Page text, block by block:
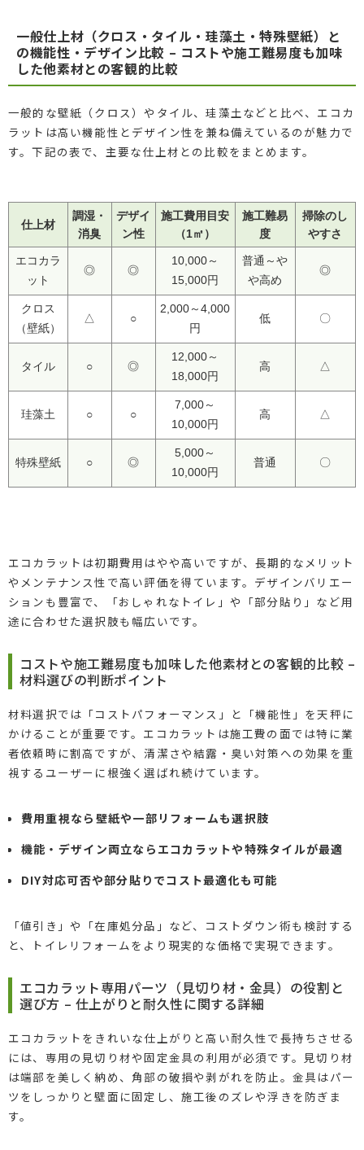
一般仕上材（クロス・タイル・珪藻土・特殊壁紙）と
の機能性・デザイン比較 – コストや施工難易度も加味
した他素材との客観的比較
一般的な壁紙（クロス）やタイル、珪藻土などと比べ、エコカ
ラットは高い機能性とデザイン性を兼ね備えているのが魅力で
す。下記の表で、主要な仕上材との比較をまとめます。
仕上材
調湿・
消臭
デザイ
ン性
施工費用目安
（1㎡）
施工難易
度
掃除のし
やすさ
エコカラ
ット
◎ ◎
10,000～
15,000円
普通～や
や高め
◎
クロス
（壁紙）
△ ○
2,000～4,000
円
低 〇
タイル ○ ◎
12,000～
18,000円
高 △
珪藻土 ○ ○
7,000～
10,000円
高 △
特殊壁紙 ○ ◎
5,000～
10,000円
普通 〇
エコカラットは初期費用はやや高いですが、長期的なメリット
やメンテナンス性で高い評価を得ています。デザインバリエー
ションも豊富で、「おしゃれなトイレ」や「部分貼り」など用
途に合わせた選択肢も幅広いです。
コストや施工難易度も加味した他素材との客観的比較 –
材料選びの判断ポイント
材料選択では「コストパフォーマンス」と「機能性」を天秤に
かけることが重要です。エコカラットは施工費の面では特に業
者依頼時に割高ですが、清潔さや結露・臭い対策への効果を重
視するユーザーに根強く選ばれ続けています。
費用重視なら壁紙や一部リフォームも選択肢
機能・デザイン両立ならエコカラットや特殊タイルが最適
DIY対応可否や部分貼りでコスト最適化も可能
「値引き」や「在庫処分品」など、コストダウン術も検討する
と、トイレリフォームをより現実的な価格で実現できます。
エコカラット専用パーツ（見切り材・金具）の役割と
選び方 – 仕上がりと耐久性に関する詳細
エコカラットをきれいな仕上がりと高い耐久性で長持ちさせる
には、専用の見切り材や固定金具の利用が必須です。見切り材
は端部を美しく納め、角部の破損や剥がれを防止。金具はパー
ツをしっかりと壁面に固定し、施工後のズレや浮きを防ぎま
す。